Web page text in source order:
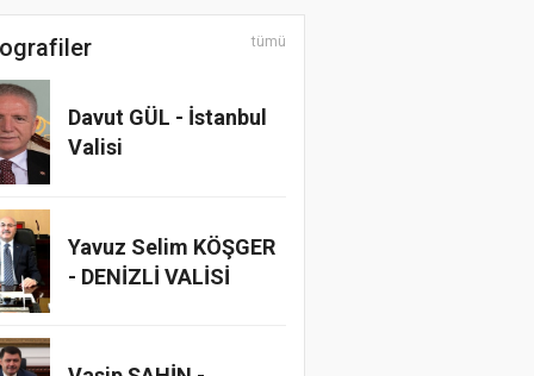
tümü
Davut GÜL - İstanbul
Valisi
Yavuz Selim KÖŞGER
- DENİZLİ VALİSİ